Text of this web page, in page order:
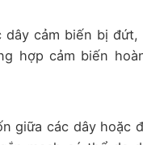
cảm biến bị
hợp cảm biến
giữa các dây hoặc